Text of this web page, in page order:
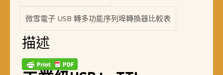
微雪電子 USB 轉多功能序列埠轉換器比較表
描述